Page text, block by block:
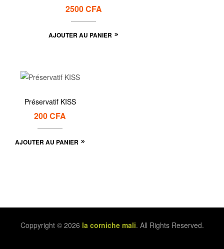
2500CFA
AJOUTER AU PANIER
Préservatif KISS
200CFA
AJOUTER AU PANIER
Coppyright © 2026 la corniche mali. All Rights Reserved.